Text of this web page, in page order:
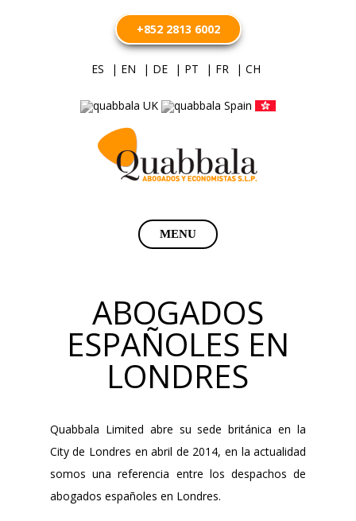
+852 2813 6002
ES | EN | DE | PT | FR | CH
MENU
ABOGADOS
ESPAÑOLES EN
LONDRES
Quabbala Limited abre su sede británica en la
City de Londres en abril de 2014, en la actualidad
somos una referencia entre los despachos de
abogados españoles en Londres.